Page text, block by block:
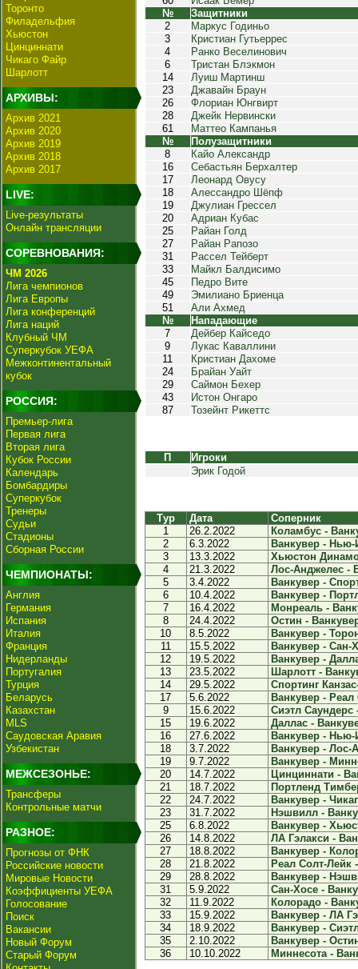
Торонто
Филадельфия
Хьюстон
Цинциннати
Чикаго Файр
Шарлотт
АРХИВЫ:
Архив 2021
Архив 2020
Архив 2019
Архив 2018
Архив 2017
LIVE:
Live-результаты
Онлайн трансляции
СОРЕВНОВАНИЯ:
ЧМ 2026
Лига чемпионов
Лига Европы
Лига конференций
Лига наций
Клубный ЧМ
Суперкубок УЕФА
Межконтинентальный
кубок
РОССИЯ:
Премьер-лига
Первая лига
Вторая лига
Кубок России
Календарь
Бомбардиры
Суперкубок
Тренеры
Судьи
Стадионы
Сборная России
ЧЕМПИОНАТЫ:
Англия
Германия
Испания
Италия
Франция
Нидерланды
Португалия
Турция
Беларусь
Казахстан
MLS
Саудовская Аравия
Узбекистан
МЕЖСЕЗОНЬЕ:
Трансферы
Контрольные матчи
РАЗНОЕ:
Прогнозы от ФНК
Российские новости
Мировые Новости
Коэффициенты УЕФА
Голосование
Поиск
Вакансии
Новый Форум
Старый Форум
№
Защитники
2
Маркус Годиньо
3
Кристиан Гутьеррес
4
Ранко Веселинович
6
Тристан Блэкмон
14
Луиш Мартинш
23
Джавайн Браун
26
Флориан Юнгвирт
28
Джейк Нервински
61
Маттео Кампанья
№
Полузащитники
8
Кайо Александр
16
Себастьян Берхалтер
17
Леонард Овусу
18
Алессандро Шёпф
19
Джулиан Грессел
20
Адриан Кубас
25
Райан Голд
27
Райан Рапозо
31
Рассел Тейберт
33
Майкл Балдисимо
45
Педро Вите
49
Эмилиано Бриенца
51
Али Ахмед
№
Нападающие
7
Дейбер Кайседо
9
Лукас Каваллини
11
Кристиан Дахоме
24
Брайан Уайт
29
Саймон Бехер
43
Истон Онгаро
87
Тозейнт Рикеттс
П
Игроки
Эрик Годой
Тур Дата
Соперник
1
26.2.2022
Коламбус -
2
6.3.2022
Ванкувер - Нью-
3
13.3.2022
Хьюстон
4
21.3.2022
Лос-Анджелес -
5
3.4.2022
Ванкувер -
6
10.4.2022
Ванкувер -
7
16.4.2022
Монреаль -
8
24.4.2022
Остин -
10
8.5.2022
Ванкувер -
11
15.5.2022
Ванкувер - Сан-
12
19.5.2022
Ванкувер -
13
23.5.2022
Шарлотт -
14
29.5.2022
Спортинг
17
5.6.2022
Ванкувер - Реал
9
15.6.2022
Сиэтл Саундерс
15
19.6.2022
Даллас -
16
27.6.2022
Ванкувер - Нью-
18
3.7.2022
Ванкувер - Лос-
19
9.7.2022
Ванкувер -
20
14.7.2022
Цинциннати -
21
18.7.2022
Портленд
22
24.7.2022
Ванкувер -
23
31.7.2022
Нэшвилл -
25
6.8.2022
Ванкувер -
26
14.8.2022
ЛА Гэлакси -
27
18.8.2022
Ванкувер -
28
21.8.2022
Реал Солт-Лейк
29
28.8.2022
Ванкувер -
31
5.9.2022
Сан-Хосе -
32
11.9.2022
Колорадо -
33
15.9.2022
Ванкувер - ЛА
34
18.9.2022
Ванкувер -
35
2.10.2022
Ванкувер -
36
10.10.2022 Миннесота -